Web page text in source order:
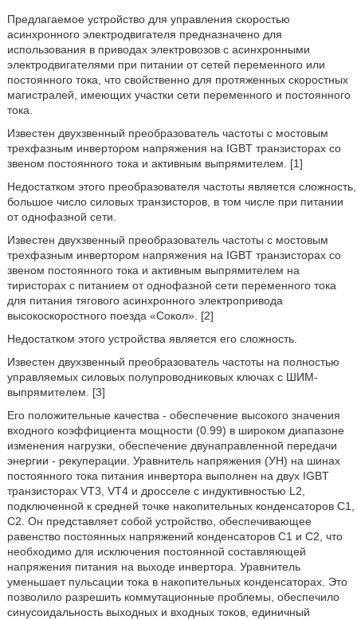
Предлагаемое устройство для управления скоростью
асинхронного электродвигателя предназначено для
использования в приводах электровозов с асинхронными
электродвигателями при питании от сетей переменного или
постоянного тока, что свойственно для протяженных скоростных
магистралей, имеющих участки сети переменного и постоянного
тока.
Известен двухзвенный преобразователь частоты с мостовым
трехфазным инвертором напряжения на IGBT транзисторах со
звеном постоянного тока и активным выпрямителем. [1]
Недостатком этого преобразователя частоты является сложность,
большое число силовых транзисторов, в том числе при питании
от однофазной сети.
Известен двухзвенный преобразователь частоты с мостовым
трехфазным инвертором напряжения на IGBT транзисторах со
звеном постоянного тока и активным выпрямителем на
тиристорах с питанием от однофазной сети переменного тока
для питания тягового асинхронного электропривода
высокоскоростного поезда «Сокол». [2]
Недостатком этого устройства является его сложность.
Известен двухзвенный преобразователь частоты на полностью
управляемых силовых полупроводниковых ключах с ШИМ-
выпрямителем. [3]
Его положительные качества - обеспечение высокого значения
входного коэффициента мощности (0.99) в широком диапазоне
изменения нагрузки, обеспечение двунаправленной передачи
энергии - рекуперации. Уравнитель напряжения (УН) на шинах
постоянного тока питания инвертора выполнен на двух IGBT
транзисторах VT3, VT4 и дросселе с индуктивностью L2,
подключенной к средней точке накопительных конденсаторов C1,
C2. Он представляет собой устройство, обеспечивающее
равенство постоянных напряжений конденсаторов С1 и С2, что
необходимо для исключения постоянной составляющей
напряжения питания на выходе инвертора. Уравнитель
уменьшает пульсации тока в накопительных конденсаторах. Это
позволило разрешить коммутационные проблемы, обеспечило
синусоидальность выходных и входных токов, единичный